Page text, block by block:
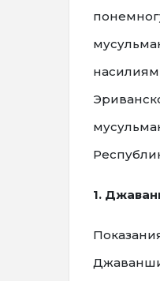
насилиям
1.